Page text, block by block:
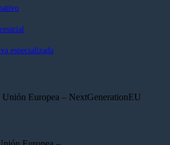
especializada
Unión Europea – NextGenerationEU